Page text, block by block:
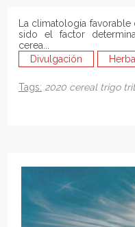
La climatología
sido el factor
cerea...
Divulgación
Tags: 2020 cereal trigo